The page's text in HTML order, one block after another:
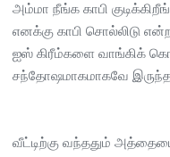
அம்மா நீங்க காபி
எனக்கு காபி சொல்லிடு
ஐஸ் கிரீம்களை வாங்கிக்
சந்தோஷமாகமாகவே
வீட்டிற்கு வந்ததும்